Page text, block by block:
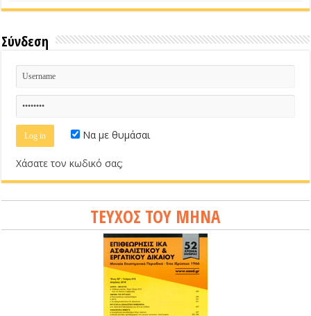
Σύνδεση
Να με θυμάσαι
Χάσατε τον κωδικό σας;
ΤΕΥΧΟΣ ΤΟΥ ΜΗΝΑ